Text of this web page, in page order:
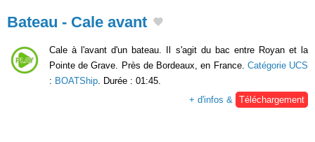
Bateau - Cale avant
Cale à l'avant d'un bateau. Il s'agit du bac entre Royan et la
Pointe de Grave. Près de Bordeaux, en France. Catégorie UCS
: BOATShip. Durée : 01:45.
+ d'infos & Téléchargement